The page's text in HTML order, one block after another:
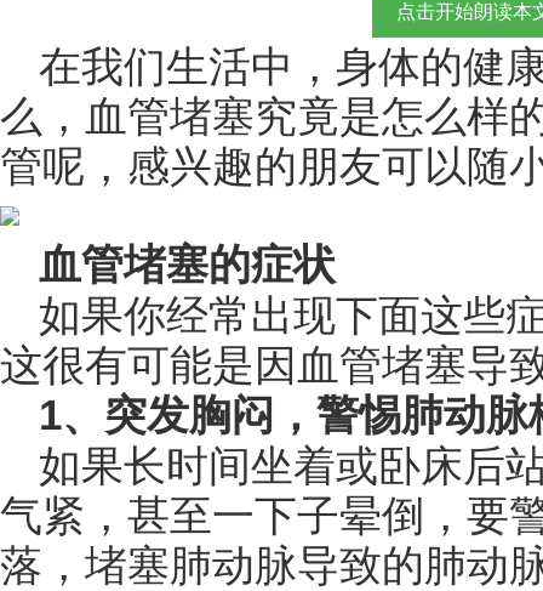
点击开始朗读本
在我们生活中，身体的健
么，血管堵塞究竟是怎么样
管呢，感兴趣的朋友可以随
血管堵塞的症状
如果你经常出现下面这些
这很有可能是因血管堵塞导
1、突发胸闷，警惕肺动脉
如果长时间坐着或卧床后
气紧，甚至一下子晕倒，要
落，堵塞肺动脉导致的肺动